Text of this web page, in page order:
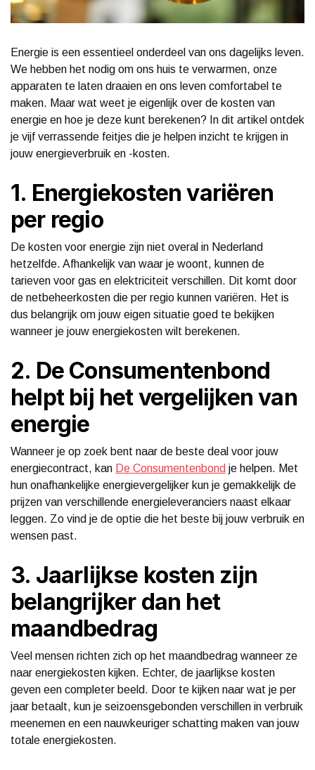
Energie is een essentieel onderdeel van ons dagelijks leven.
We hebben het nodig om ons huis te verwarmen, onze
apparaten te laten draaien en ons leven comfortabel te
maken. Maar wat weet je eigenlijk over de kosten van
energie en hoe je deze kunt berekenen? In dit artikel ontdek
je vijf verrassende feitjes die je helpen inzicht te krijgen in
jouw energieverbruik en -kosten.
1. Energiekosten variëren
per regio
De kosten voor energie zijn niet overal in Nederland
hetzelfde. Afhankelijk van waar je woont, kunnen de
tarieven voor gas en elektriciteit verschillen. Dit komt door
de netbeheerkosten die per regio kunnen variëren. Het is
dus belangrijk om jouw eigen situatie goed te bekijken
wanneer je jouw energiekosten wilt berekenen.
2. De Consumentenbond
helpt bij het vergelijken van
energie
Wanneer je op zoek bent naar de beste deal voor jouw
energiecontract, kan De Consumentenbond je helpen. Met
hun onafhankelijke energievergelijker kun je gemakkelijk de
prijzen van verschillende energieleveranciers naast elkaar
leggen. Zo vind je de optie die het beste bij jouw verbruik en
wensen past.
3. Jaarlijkse kosten zijn
belangrijker dan het
maandbedrag
Veel mensen richten zich op het maandbedrag wanneer ze
naar energiekosten kijken. Echter, de jaarlijkse kosten
geven een completer beeld. Door te kijken naar wat je per
jaar betaalt, kun je seizoensgebonden verschillen in verbruik
meenemen en een nauwkeuriger schatting maken van jouw
totale energiekosten.